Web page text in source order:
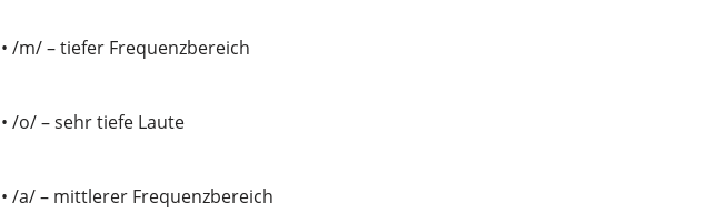
• /m/ – tiefer Frequenzbereich
• /o/ – sehr tiefe Laute
• /a/ – mittlerer Frequenzbereich